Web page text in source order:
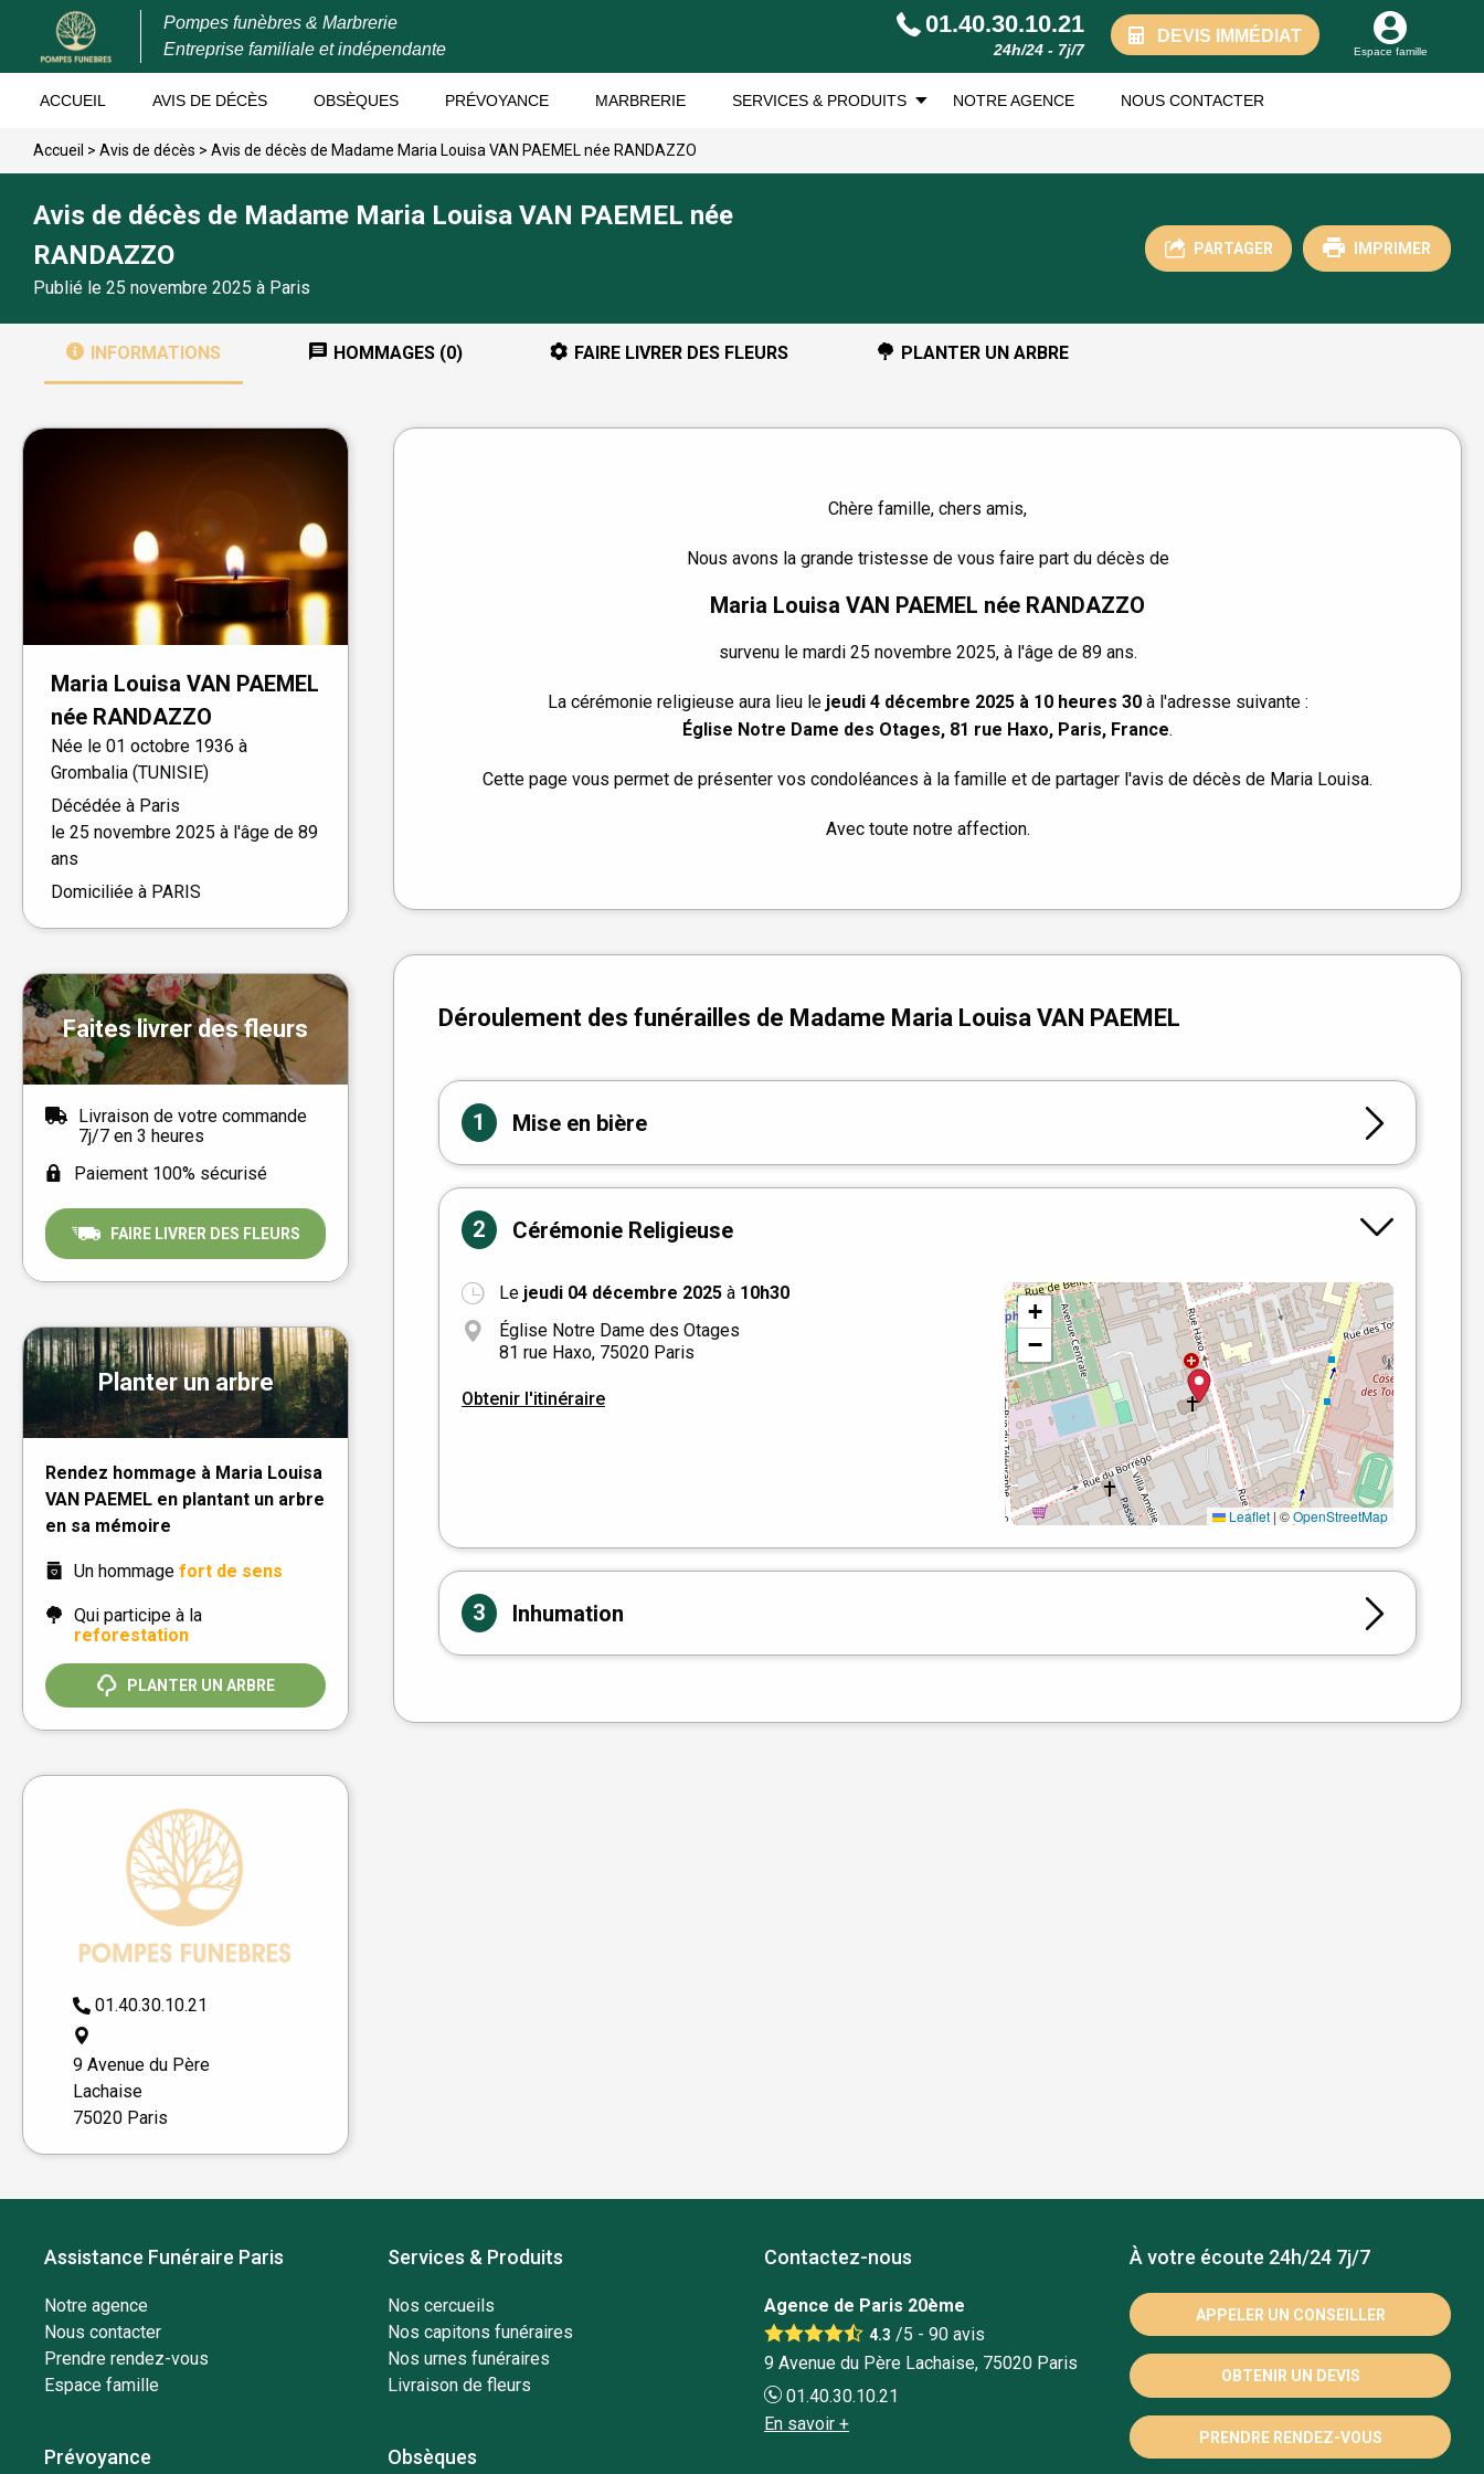
Pompes funèbres & Marbrerie
Entreprise familiale et indépendante
01.40.30.10.21
24h/24 - 7j/7
DEVIS IMMÉDIAT
Espace famille
ACCUEIL AVIS DE DÉCÈS OBSÈQUES PRÉVOYANCE MARBRERIE SERVICES & PRODUITS NOTRE AGENCE NOUS CONTACTER
Accueil > Avis de décès > Avis de décès de Madame Maria Louisa VAN PAEMEL née RANDAZZO
Avis de décès de Madame Maria Louisa VAN PAEMEL née
RANDAZZO
Publié le 25 novembre 2025 à Paris
PARTAGER IMPRIMER
INFORMATIONS HOMMAGES (0) FAIRE LIVRER DES FLEURS PLANTER UN ARBRE
Maria Louisa VAN PAEMEL
née RANDAZZO
Née le 01 octobre 1936 à
Grombalia (TUNISIE)
Décédée à Paris
le 25 novembre 2025 à l'âge de 89
ans
Domiciliée à PARIS
Faites livrer des fleurs
Livraison de votre commande
7j/7 en 3 heures
Paiement 100% sécurisé
FAIRE LIVRER DES FLEURS
Planter un arbre
Rendez hommage à Maria Louisa
VAN PAEMEL en plantant un arbre
en sa mémoire
Un hommage fort de sens
Qui participe à la
reforestation
PLANTER UN ARBRE
01.40.30.10.21
9 Avenue du Père
Lachaise
75020 Paris
Chère famille, chers amis,
Nous avons la grande tristesse de vous faire part du décès de
Maria Louisa VAN PAEMEL née RANDAZZO
survenu le mardi 25 novembre 2025, à l'âge de 89 ans.
La cérémonie religieuse aura lieu le jeudi 4 décembre 2025 à 10 heures 30à l'adresse suivante :
Église Notre Dame des Otages, 81 rue Haxo, Paris, France.
Cette page vous permet de présenter vos condoléances à la famille et de partager l'avis de décès de Maria Louisa.
Avec toute notre affection.
Déroulement des funérailles de Madame Maria Louisa VAN PAEMEL
1 Mise en bière
2 Cérémonie Religieuse
Le jeudi 04 décembre 2025 à 10h30
Église Notre Dame des Otages
81 rue Haxo, 75020 Paris
Obtenir l'itinéraire
+
−
Leaflet | ©OpenStreetMap
3 Inhumation
Assistance Funéraire Paris
Notre agence
Nous contacter
Prendre rendez-vous
Espace famille
Services & Produits
Nos cercueils
Nos capitons funéraires
Nos urnes funéraires
Livraison de fleurs
Prévoyance Obsèques
Contactez-nous
Agence de Paris 20ème
4.3 /5 - 90 avis
9 Avenue du Père Lachaise, 75020 Paris
01.40.30.10.21
En savoir +
À votre écoute 24h/24 7j/7
APPELER UN CONSEILLER
OBTENIR UN DEVIS
PRENDRE RENDEZ-VOUS